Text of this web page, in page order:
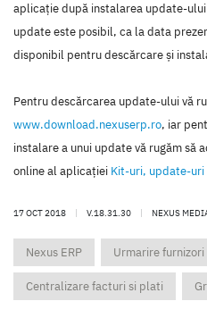
aplicaţie după instalarea update-
update este posibil, ca la data
disponibil pentru descărcare şi
Pentru descărcarea update-ului vă
www.download.nexuserp.ro, iar
instalare a unui update vă rugăm să
online al aplicaţiei Kit-uri, update-
17 OCT 2018 | V.18.31.30 | NEXUS
Nexus ERP Urmarire furnizori
Centralizare facturi si plati